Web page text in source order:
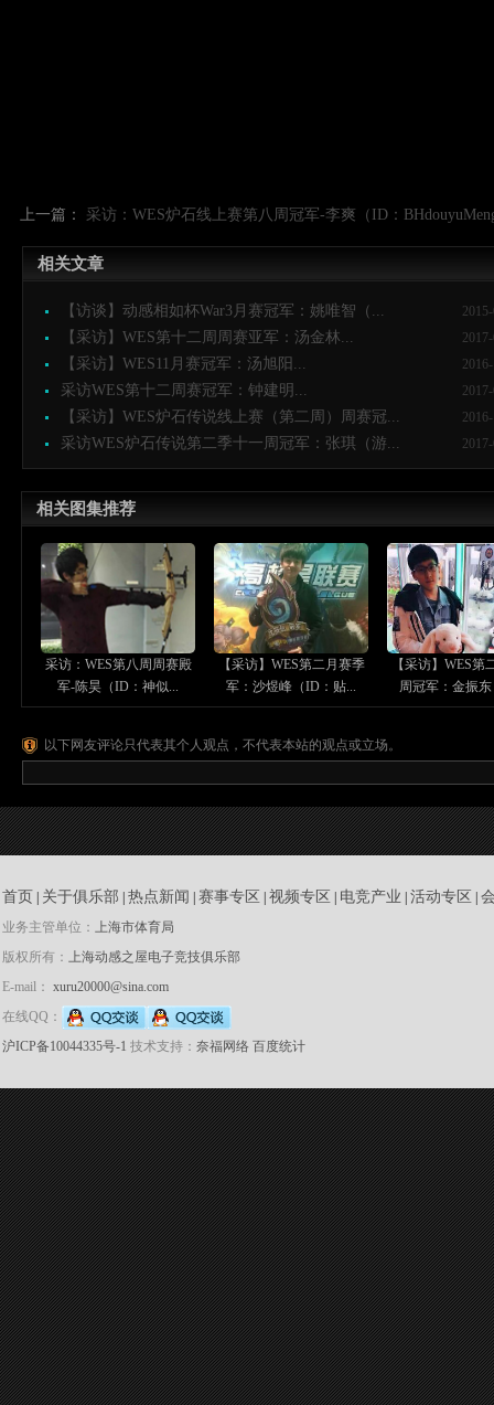
上一篇： 采访：WES炉石线上赛第八周冠军-李爽（ID：
相关文章
【访谈】动感相如杯War3月赛冠军：姚唯智（...
【采访】WES第十二周周赛亚军：汤金林...
【采访】WES11月赛冠军：汤旭阳...
采访WES第十二周赛冠军：钟建明...
【采访】WES炉石传说线上赛（第二周）周赛冠...
采访WES炉石传说第二季十一周冠军：张琪（游...
相关图集推荐
采访：WES第八周周赛殿
军-陈昊（ID：神似...
【采访】WES第二月赛季
军：沙煜峰（ID：贴...
【采访】WES第
周冠军：金振
以下网友评论只代表其个人观点，不代表本站的观点或立场。
首页 | 关于俱乐部 | 热点新闻 | 赛事专区 | 视频专区 | 电竞产业 | 活动专区 |
业务主管单位：
上海市体育局
版权所有：
上海动感之屋电子竞技俱乐部
E-mail： xuru20000@sina.com
在线QQ：
沪ICP备10044335号-1 技术支持： 奈福网络 百度统计